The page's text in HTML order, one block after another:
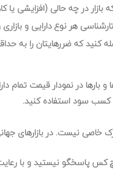
در چهحالی (افزایشی یا
هر نوع دارایی و بازاری
کنید کهضررهایتان را به
بارها درنمودار قیمت تمام
کسب سود استفاده کنید.
خاصی نیست. در بازارهای
کس پاسخگو نیستیدو با